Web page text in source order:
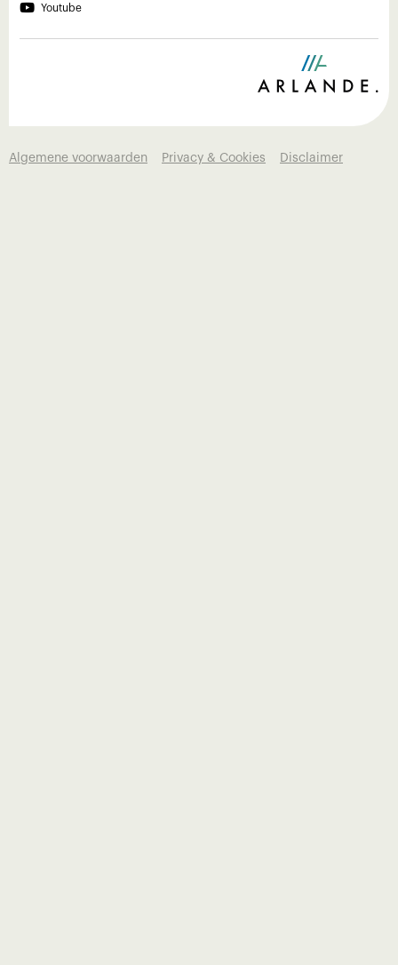
 Youtube
Algemene voorwaarden Privacy & Cookies Disclaimer